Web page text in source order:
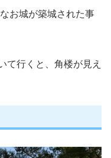
お城が築城された事
て行くと、角楼が見え